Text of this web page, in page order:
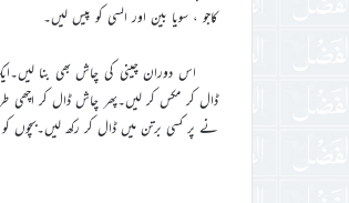
کاجو ، سویا بین اور السی کو پیس لیں۔
اس دوران چینی کی چاش بھی بنا
ڈال کر مکس کر لیں۔پھر چاش ڈال کر اچھی
نے پر کسی برتن میں ڈال کر رکھ لیں۔بچوں